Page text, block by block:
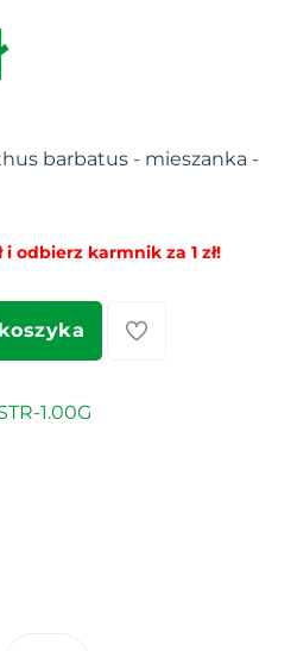
barbatus - mieszanka -
odbierz karmnik za 1 zł!
1.00G